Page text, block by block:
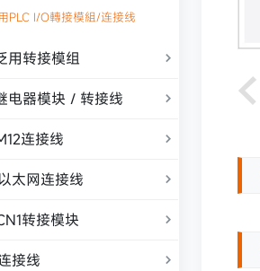
PLC I/O轉接模組/连接线
用转接模组 
电器模块 / 转接线 
连接线 
太网连接线 
转接模块 
接线 